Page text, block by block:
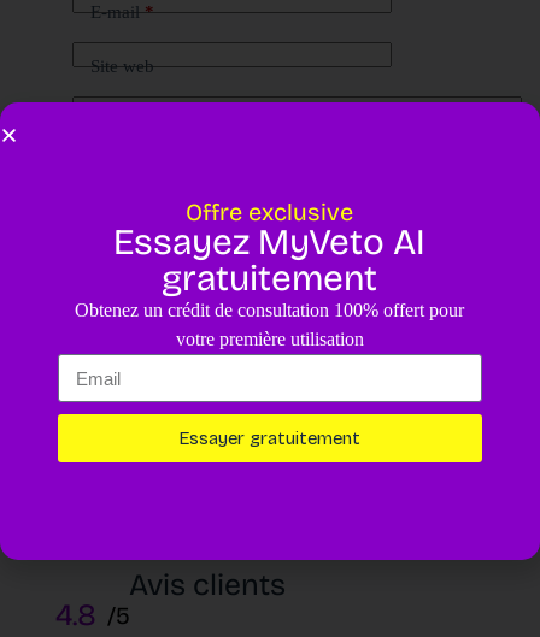
E-mail*
Site web
Enregistrer mon nom, mon e-mail et mon site dans ce
navigateur pour mon prochain commentaire.
Laisser un commentaire
Avis clients
4.8 /5
Offre exclusive
Essayez MyVeto AI
gratuitement
Obtenez un crédit de consultation 100% offert pour
votre première utilisation
Essayer gratuitement